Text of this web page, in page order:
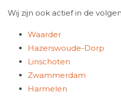
Wij zijn ook actief in de
Waarder
Hazerswoude-Dorp
Linschoten
Zwammerdam
Harmelen